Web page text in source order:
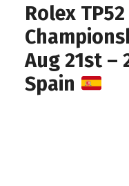
Rolex
Aug 21st –
Spain